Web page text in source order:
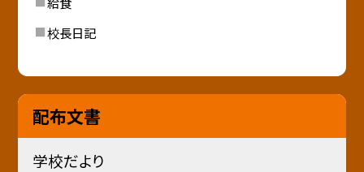
校長日記
配布文書
学校だより